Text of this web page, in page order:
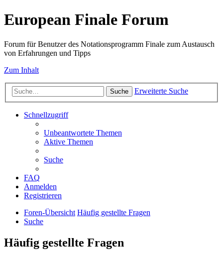
European Finale Forum
Forum für Benutzer des Notationsprogramm Finale zum Austausch
von Erfahrungen und Tipps
Zum Inhalt
Suche Erweiterte Suche
Schnellzugriff
Unbeantwortete Themen
Aktive Themen
Suche
FAQ
Anmelden
Registrieren
Foren-Übersicht Häufig gestellte Fragen
Suche
Häufig gestellte Fragen